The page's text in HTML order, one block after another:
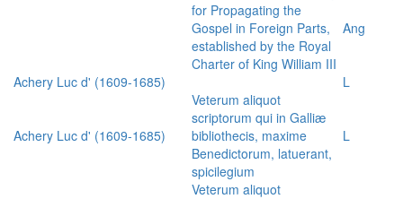
for Propagating the
Gospel in Foreign Parts,
established by the Royal
Charter of King William III
Ang
Achery Luc d' (1609-1685) L
Achery Luc d' (1609-1685)
Veterum aliquot
scriptorum qui in Galliæ
bibliothecis, maxime
Benedictorum, latuerant,
spicilegium
L
Veterum aliquot